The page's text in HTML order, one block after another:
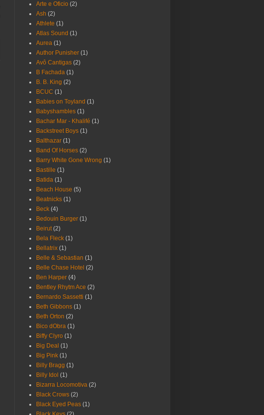
Arte e Oficio (2)
Ash (2)
Athlete (1)
Atlas Sound (1)
Aurea (1)
Author Punisher (1)
Avô Cantigas (2)
B Fachada (1)
B. B. King (2)
BCUC (1)
Babies on Toyland (1)
Babyshambles (1)
Bachar Mar - Khalifé (1)
Backstreet Boys (1)
Balthazar (1)
Band Of Horses (2)
Barry White Gone Wrong (1)
Bastille (1)
Batida (1)
Beach House (5)
Beatnicks (1)
Beck (4)
Bedouin Burger (1)
Beirut (2)
Bela Fleck (1)
Bellatrix (1)
Belle & Sebastian (1)
Belle Chase Hotel (2)
Ben Harper (4)
Bentley Rhytm Ace (2)
Bernardo Sassetti (1)
Beth Gibbons (1)
Beth Orton (2)
Bico dObra (1)
Biffy Clyro (1)
Big Deal (1)
Big Pink (1)
Billy Bragg (1)
Billy Idol (1)
Bizarra Locomotiva (2)
Black Crows (2)
Black Eyed Peas (1)